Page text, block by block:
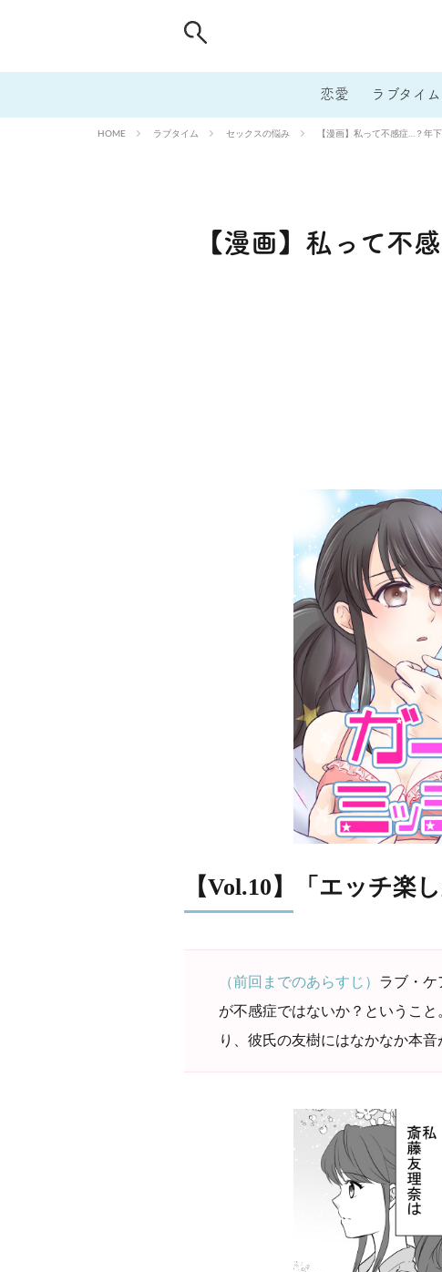
恋愛 ラブタイム
HOME ラブタイム セックスの悩み 【漫画】私って不感症…？年
【漫画】私って不
【Vol.10】「エッチ楽
（前回までのあらすじ） ラブ・ケ
が不感症ではないか？というこ
り、彼氏の友樹にはなかなか本